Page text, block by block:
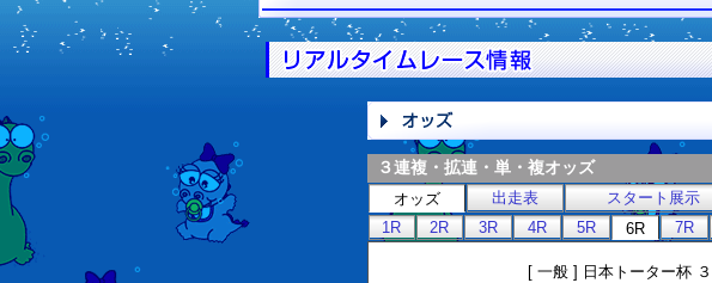
３連複・拡連・単・複オッズ
オッズ 出走表 スタート展示
1R
2R 3R 4R 5R 6R 7R
[ 一般 ] 日本トーター